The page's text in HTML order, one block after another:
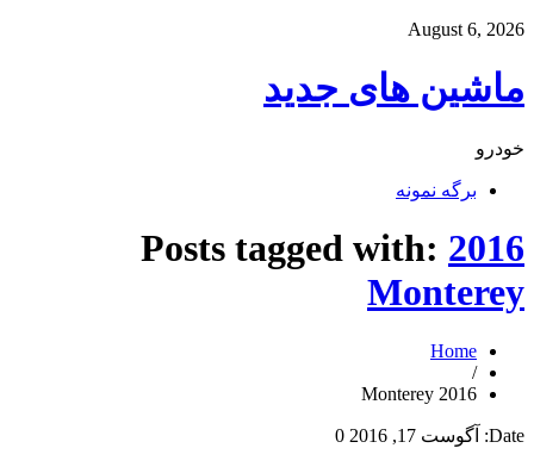
August 6, 2026
ماشین های جدید
خودرو
برگه نمونه
Posts tagged with: 2016
Monterey
Home
/
2016 Monterey
Date: آگوست 17, 2016 0